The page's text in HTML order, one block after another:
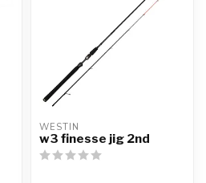
WESTIN
w3 finesse jig 2nd